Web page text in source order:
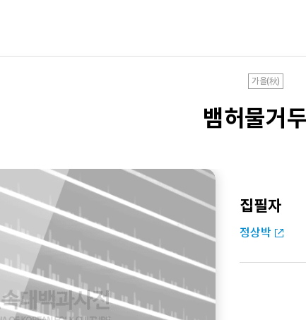
가을(秋)
뱀허물거
집필자
정상박